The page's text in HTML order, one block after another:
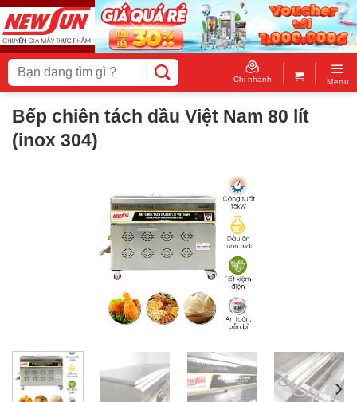
Skip
to
content
Tìm
kiếm:
Chi nhánh Menu
Bếp chiên tách dầu Việt Nam 80 lít
(inox 304)